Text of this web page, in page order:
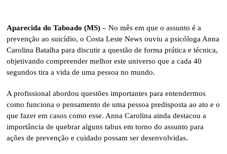
Aparecida do Taboado (MS) – No mês em que o assunto é a
prevenção ao suicídio, o Costa Leste News ouviu a psicóloga Anna
Carolina Batalha para discutir a questão de forma prática e técnica,
objetivando compreender melhor este universo que a cada 40
segundos tira a vida de uma pessoa no mundo.
A profissional abordou questões importantes para entendermos
como funciona o pensamento de uma pessoa predisposta ao ato e o
que fazer em casos como esse. Anna Carolina ainda destacou a
importância de quebrar alguns tabus em torno do assunto para
ações de prevenção e cuidado possam ser desenvolvidas.